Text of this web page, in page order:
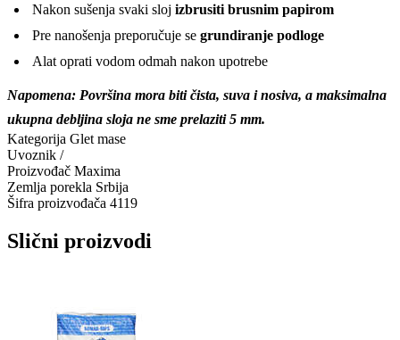
Nakon sušenja svaki sloj izbrusiti brusnim papirom
Pre nanošenja preporučuje se grundiranje podloge
Alat oprati vodom odmah nakon upotrebe
Napomena: Površina mora biti čista, suva i nosiva, a maksimalna
ukupna debljina sloja ne sme prelaziti 5 mm.
Kategorija Glet mase
Uvoznik /
Proizvođač Maxima
Zemlja porekla Srbija
Šifra proizvođača 4119
Slični proizvodi